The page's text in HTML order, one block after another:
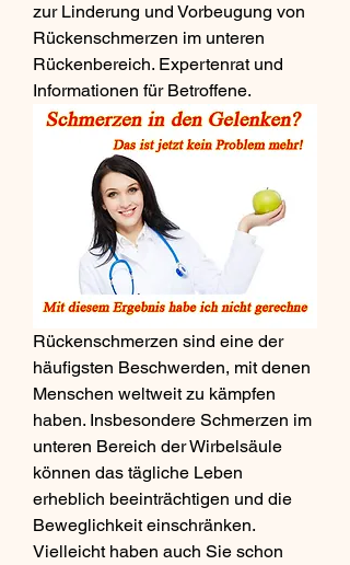
zur Linderung und Vorbeugung von
Rückenschmerzen im unteren
Rückenbereich. Expertenrat und
Informationen für Betroffene.
Rückenschmerzen sind eine der
häufigsten Beschwerden, mit denen
Menschen weltweit zu kämpfen
haben. Insbesondere Schmerzen im
unteren Bereich der Wirbelsäule
können das tägliche Leben
erheblich beeinträchtigen und die
Beweglichkeit einschränken.
Vielleicht haben auch Sie schon